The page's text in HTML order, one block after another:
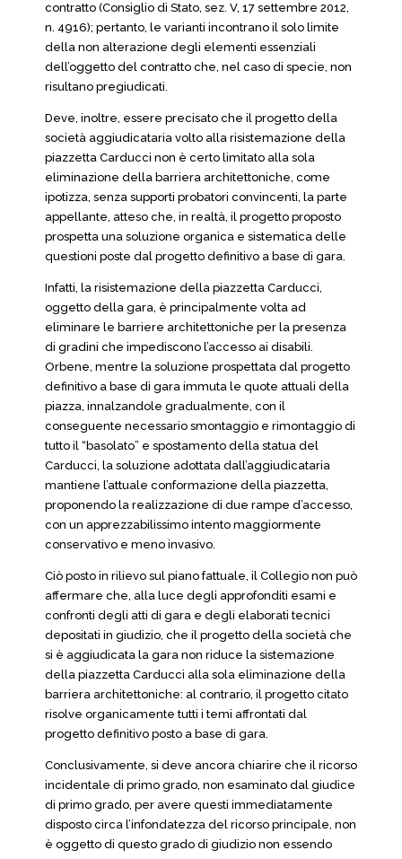
contratto (Consiglio di Stato, sez. V, 17 settembre 2012,
n. 4916); pertanto, le varianti incontrano il solo limite
della non alterazione degli elementi essenziali
dell’oggetto del contratto che, nel caso di specie, non
risultano pregiudicati.
Deve, inoltre, essere precisato che il progetto della
società aggiudicataria volto alla risistemazione della
piazzetta Carducci non è certo limitato alla sola
eliminazione della barriera architettoniche, come
ipotizza, senza supporti probatori convincenti, la parte
appellante, atteso che, in realtà, il progetto proposto
prospetta una soluzione organica e sistematica delle
questioni poste dal progetto definitivo a base di gara.
Infatti, la risistemazione della piazzetta Carducci,
oggetto della gara, è principalmente volta ad
eliminare le barriere architettoniche per la presenza
di gradini che impediscono l’accesso ai disabili.
Orbene, mentre la soluzione prospettata dal progetto
definitivo a base di gara immuta le quote attuali della
piazza, innalzandole gradualmente, con il
conseguente necessario smontaggio e rimontaggio di
tutto il “basolato” e spostamento della statua del
Carducci, la soluzione adottata dall’aggiudicataria
mantiene l’attuale conformazione della piazzetta,
proponendo la realizzazione di due rampe d’accesso,
con un apprezzabilissimo intento maggiormente
conservativo e meno invasivo.
Ciò posto in rilievo sul piano fattuale, il Collegio non può
affermare che, alla luce degli approfonditi esami e
confronti degli atti di gara e degli elaborati tecnici
depositati in giudizio, che il progetto della società che
si è aggiudicata la gara non riduce la sistemazione
della piazzetta Carducci alla sola eliminazione della
barriera architettoniche: al contrario, il progetto citato
risolve organicamente tutti i temi affrontati dal
progetto definitivo posto a base di gara.
Conclusivamente, si deve ancora chiarire che il ricorso
incidentale di primo grado, non esaminato dal giudice
di primo grado, per avere questi immediatamente
disposto circa l’infondatezza del ricorso principale, non
è oggetto di questo grado di giudizio non essendo